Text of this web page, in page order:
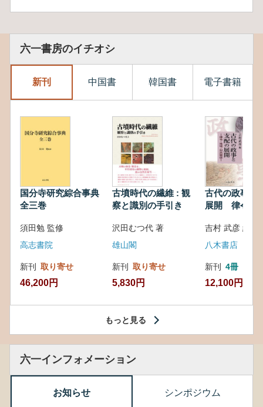
六一書房のイチオシ
新刊 中国書 韓国書 電子書籍
国分寺研究綜合事典
全三巻
須田勉 監修
高志書院
新刊 取り寄せ
46,200円
古墳時代の繊維 : 観
察と識別の手引き
沢田むつ代 著
雄山閣
新刊 取り寄せ
5,830円
古代の政事と
展開 律令・
吉村 武彦 編集
八木書店
新刊 4冊
12,100円
もっと見る
六一インフォメーション
お知らせ シンポジウム